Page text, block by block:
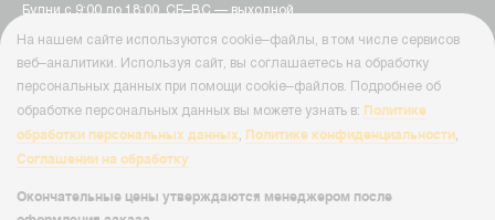
Будни с 9:00 до 18:00, СБ–ВС — выходной
г. Москва, Пятницкое шоссе, 15
info@ab-batteries.ru
© Ab-Batteries, 2026
характер и ни при каких условиях информация, цены и иные материалы
На нашем сайте используются cookie–файлы, в том числе сервисов
веб–аналитики. Используя сайт, вы соглашаетесь на обработку
персональных данных при помощи cookie–файлов. Подробнее об
обработке персональных данных вы можете узнать в: Политике
обработки персональных данных, Политике конфиденциальности,
Соглашении на обработку
Окончательные цены утверждаются менеджером после